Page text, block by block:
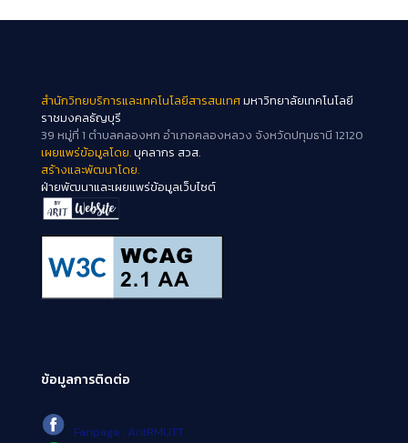
สำนักวิทยบริการและเทคโนโลยีสารสนเทศมหาวิทยาลัยเทคโนโลยี
ราชมงคลธัญบุรี
39 หมู่ที่ 1 ตำบลคลองหก อำเภอคลองหลวง จังหวัดปทุมธานี 12120
เผยแพร่ข้อมูลโดย.บุคลากร สวส.
สร้างและพัฒนาโดย.
ฝ่ายพัฒนาและเผยแพร่ข้อมูลเว็บไซต์
ข้อมูลการติดต่อ
Fanpage : AritRMUTT